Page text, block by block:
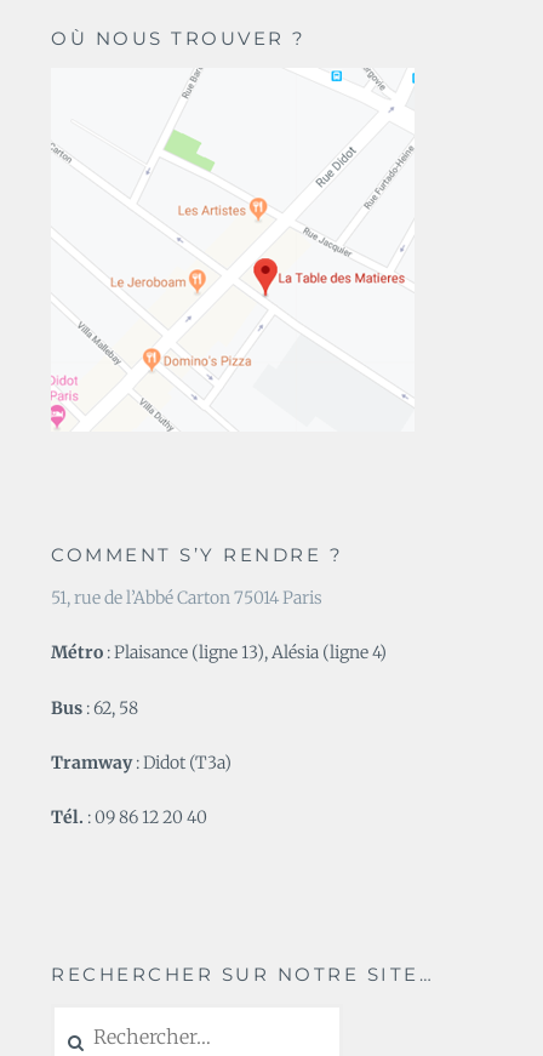
OÙ NOUS TROUVER ?
COMMENT S’Y RENDRE ?
51, rue de l’Abbé Carton 75014 Paris
Métro : Plaisance (ligne 13), Alésia (ligne 4)
Bus : 62, 58
Tramway: Didot (T3a)
Tél. : 09 86 12 20 40
RECHERCHER SUR NOTRE SITE…